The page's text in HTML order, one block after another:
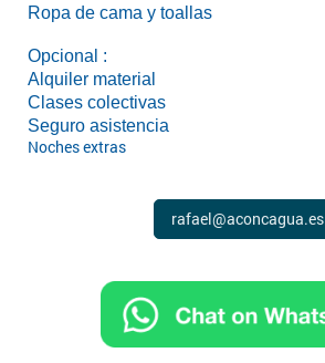
Ropa de cama y toallas
Opcional :
Alquiler material
Clases colectivas
Seguro asistencia
Noches extras
rafael@aconcagua.es